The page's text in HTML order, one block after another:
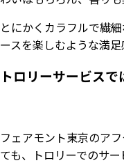
とにかくカラフルで繊
ースを楽しむような満足
トロリーサービス
フェアモント東京のア
ても、トロリーでのサー